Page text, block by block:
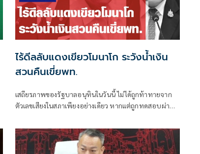
ไร้ดีลลับแดงเขียวโมนาโก ระวังน้ำเงิน
สวนคืนเขี่ยพท.
เสถียรภาพของรัฐบาลอนุทินในวันนี้ ไม่ได้ถูกท้าทายจาก
ตัวเลขเสียงในสภาเพียงอย่างเดียว หากแต่ถูกทดสอบผ่าน
แตกแยกภายในเครือข่ายอำนาจของพรรคภูมิใจไทย